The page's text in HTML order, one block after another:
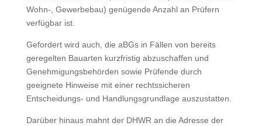
Wohn-, Gewerbebau) genügende Anzahl an Prüfern
verfügbar ist.
Gefordert wird auch, die aBGs in Fällen von bereits
geregelten Bauarten kurzfristig abzuschaffen und
Genehmigungsbehörden sowie Prüfende durch
geeignete Hinweise mit einer rechtssicheren
Entscheidungs- und Handlungsgrundlage auszustatten.
Darüber hinaus mahnt der DHWR an die Adresse der